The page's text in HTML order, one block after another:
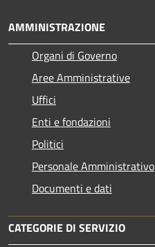
AMMINISTRAZIONE
Organi di Governo
Aree Amministrative
Uffici
Enti e fondazioni
Politici
Personale Amministrativo
Documenti e dati
CATEGORIE DI SERVIZIO